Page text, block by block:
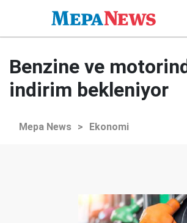
Benzine ve
indirim bekleniyor
Mepa News > Ekonomi